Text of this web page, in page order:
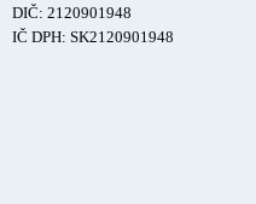
DIČ: 2120901948
IČ DPH: SK2120901948